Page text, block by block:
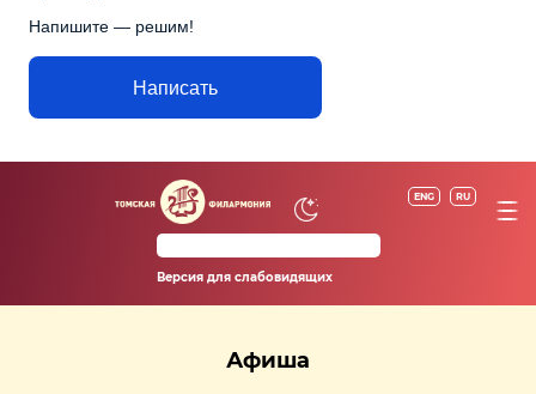
Напишите — решим!
Написать
ENG RU
Версия для слабовидящих
Афиша